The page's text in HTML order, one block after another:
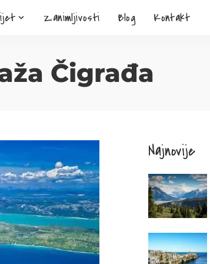
Zanimljivosti Blog Kontakt
Čigrađa
Najnovije